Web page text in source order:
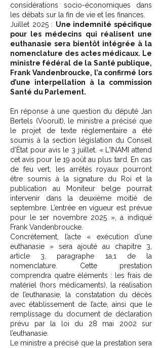
considérations socio-économiques dans
les débats sur la fin de vie et les finances.
Juillet 2025 : Une indemnité spécifique
pour les médecins qui réalisent une
euthanasie sera bientôt intégrée à la
nomenclature des actes médicaux. Le
ministre fédéral de la Santé publique,
Frank Vandenbroucke, l’a confirmé lors
d’une interpellation à la commission
Santé du Parlement.
En réponse à une question du député Jan
Bertels (Vooruit), le ministre a précisé que
le projet de texte réglementaire a été
soumis à la section législation du Conseil
d’État pour avis le 3 juillet. « L'INAMI attend
cet avis pour le 19 août au plus tard. En cas
de feu vert, les arrêtés royaux pourront
être soumis à la signature du Roi et la
publication au Moniteur belge pourrait
intervenir dans la deuxième moitié de
septembre. L’entrée en vigueur est prévue
pour le 1er novembre 2025 », a indiqué
Frank Vandenbroucke.
Concrètement, l’acte « exécution d’une
euthanasie » sera ajouté au chapitre 3,
article 3, paragraphe 1a,1 de la
nomenclature. Cette prestation
comprendra quatre éléments : les frais de
matériel (hors médicaments), la réalisation
de l’euthanasie, la constatation du décès
avec établissement de l’acte, ainsi que le
remplissage du document de déclaration
prévu par la loi du 28 mai 2002 sur
l’euthanasie.
Le ministre a précisé que la prestation sera